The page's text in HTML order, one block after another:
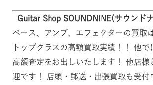
Guitar Shop SOUNDNINE(サウンド
ベース、アンプ、エフェクターの買取
トップクラスの高額買取実績！！ 他で
高額査定をお出しいたします！ 他店様
迎です！ 店頭・郵送・出張買取も受付